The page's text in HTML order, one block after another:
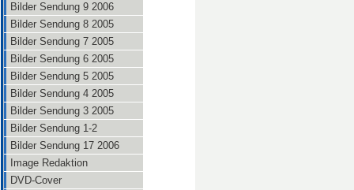
Bilder Sendung 9 2006
Bilder Sendung 8 2005
Bilder Sendung 7 2005
Bilder Sendung 6 2005
Bilder Sendung 5 2005
Bilder Sendung 4 2005
Bilder Sendung 3 2005
Bilder Sendung 1-2
Bilder Sendung 17 2006
Image Redaktion
DVD-Cover